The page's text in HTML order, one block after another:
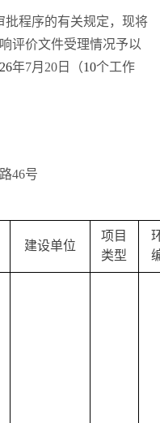
批程序的有关规定，现将
评价文件受理情况予以
年7月 20日（10个工作
46号
建设单位
项目
类型